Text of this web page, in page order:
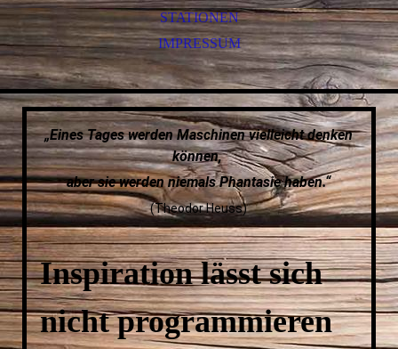
STATIONEN
IMPRESSUM
„Eines Tages werden Maschinen vielleicht denken
können,
aber sie werden niemals Phantasie haben.“
(Theodor Heuss)
Inspiration lässt sich
nicht programmieren